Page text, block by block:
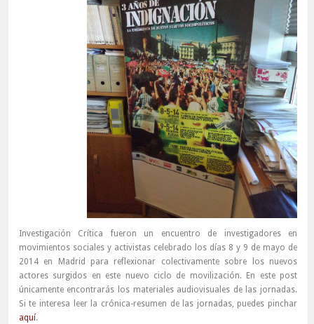
Investigación Crítica fueron un encuentro de investigadores en
movimientos sociales y activistas celebrado los días 8 y 9 de mayo de
2014 en Madrid para reflexionar colectivamente sobre los nuevos
actores surgidos en este nuevo ciclo de movilización. En este post
únicamente encontrarás los materiales audiovisuales de las jornadas.
Si te interesa leer la crónica-resumen de las jornadas, puedes pinchar
aquí.